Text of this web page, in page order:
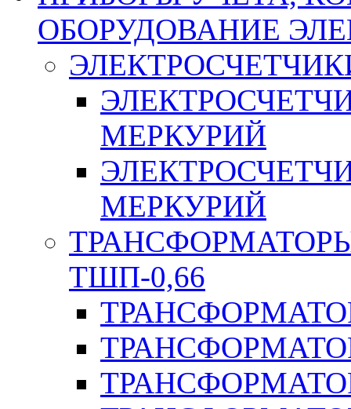
ОБОРУДОВАНИЕ
МЕРКУРИЙ
МЕРКУРИЙ
ТШП-0,66